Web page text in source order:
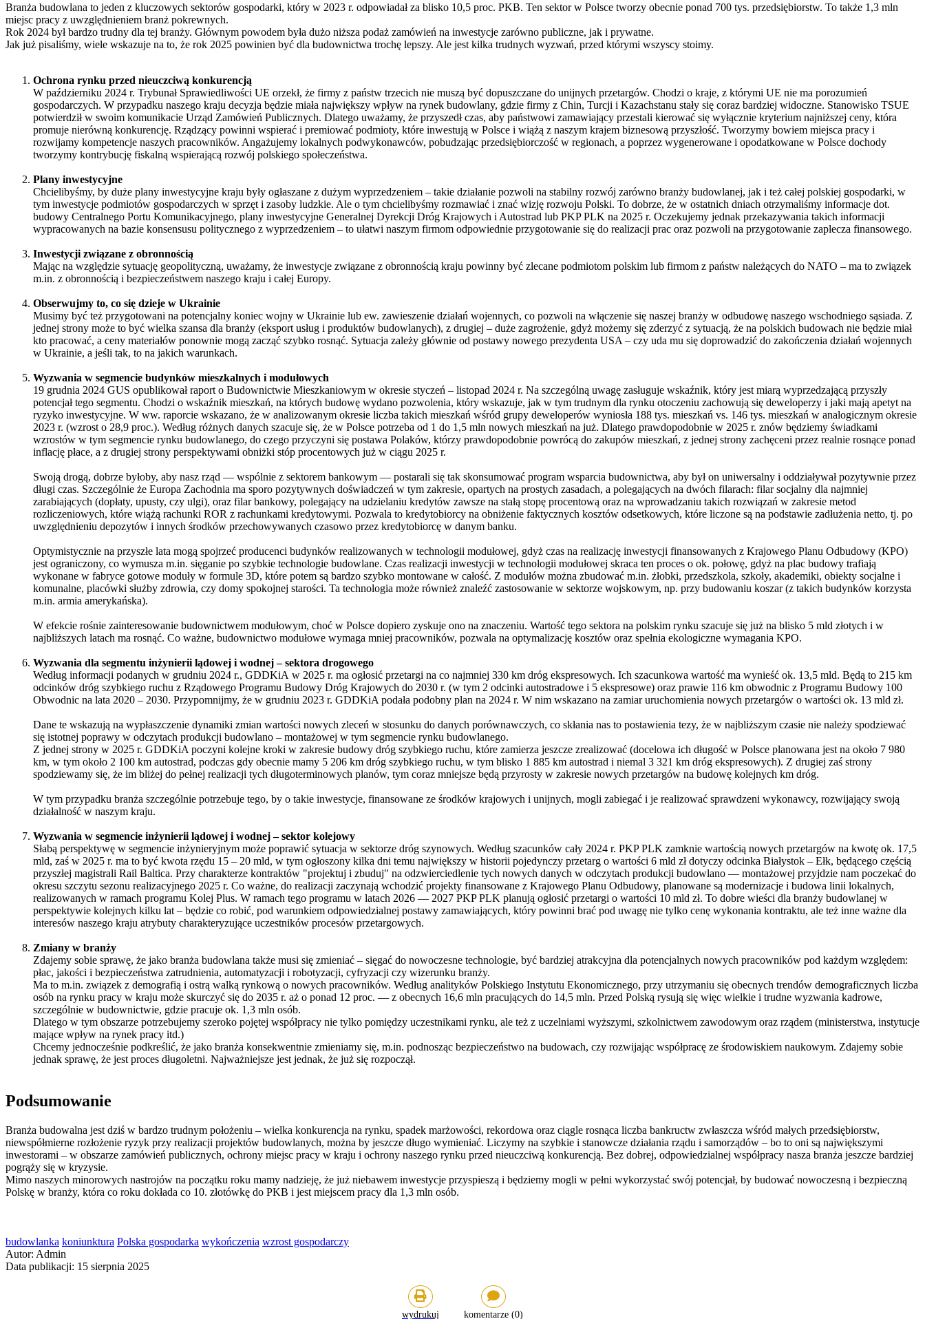
Branża budowlana to jeden z kluczowych sektorów gospodarki, który w 2023 r. odpowiadał za blisko 10,5 proc. PKB. Ten sektor w Polsce tworzy obecnie ponad 700 tys. przedsiębiorstw. To także 1,3 mln
miejsc pracy z uwzględnieniem branż pokrewnych.
Rok 2024 był bardzo trudny dla tej branży. Głównym powodem była dużo niższa podaż zamówień na inwestycje zarówno publiczne, jak i prywatne.
Jak już pisaliśmy, wiele wskazuje na to, że rok 2025 powinien być dla budownictwa trochę lepszy. Ale jest kilka trudnych wyzwań, przed którymi wszyscy stoimy.
Ochrona rynku przed nieuczciwą konkurencją
W październiku 2024 r. Trybunał Sprawiedliwości UE orzekł, że firmy z państw trzecich nie muszą być dopuszczane do unijnych przetargów. Chodzi o kraje, z którymi UE nie ma porozumień
gospodarczych. W przypadku naszego kraju decyzja będzie miała największy wpływ na rynek budowlany, gdzie firmy z Chin, Turcji i Kazachstanu stały się coraz bardziej widoczne. Stanowisko TSUE
potwierdził w swoim komunikacie Urząd Zamówień Publicznych. Dlatego uważamy, że przyszedł czas, aby państwowi zamawiający przestali kierować się wyłącznie kryterium najniższej ceny, która
promuje nierówną konkurencję. Rządzący powinni wspierać i premiować podmioty, które inwestują w Polsce i wiążą z naszym krajem biznesową przyszłość. Tworzymy bowiem miejsca pracy i
rozwijamy kompetencje naszych pracowników. Angażujemy lokalnych podwykonawców, pobudzając przedsiębiorczość w regionach, a poprzez wygenerowane i opodatkowane w Polsce dochody
tworzymy kontrybucję fiskalną wspierającą rozwój polskiego społeczeństwa.
Plany inwestycyjne
Chcielibyśmy, by duże plany inwestycyjne kraju były ogłaszane z dużym wyprzedzeniem – takie działanie pozwoli na stabilny rozwój zarówno branży budowlanej, jak i też całej polskiej gospodarki, w
tym inwestycje podmiotów gospodarczych w sprzęt i zasoby ludzkie. Ale o tym chcielibyśmy rozmawiać i znać wizję rozwoju Polski. To dobrze, że w ostatnich dniach otrzymaliśmy informacje dot.
budowy Centralnego Portu Komunikacyjnego, plany inwestycyjne Generalnej Dyrekcji Dróg Krajowych i Autostrad lub PKP PLK na 2025 r. Oczekujemy jednak przekazywania takich informacji
wypracowanych na bazie konsensusu politycznego z wyprzedzeniem – to ułatwi naszym firmom odpowiednie przygotowanie się do realizacji prac oraz pozwoli na przygotowanie zaplecza finansowego.
Inwestycji związane z obronnością
Mając na względzie sytuację geopolityczną, uważamy, że inwestycje związane z obronnością kraju powinny być zlecane podmiotom polskim lub firmom z państw należących do NATO – ma to związek
m.in. z obronnością i bezpieczeństwem naszego kraju i całej Europy.
Obserwujmy to, co się dzieje w Ukrainie
Musimy być też przygotowani na potencjalny koniec wojny w Ukrainie lub ew. zawieszenie działań wojennych, co pozwoli na włączenie się naszej branży w odbudowę naszego wschodniego sąsiada. Z
jednej strony może to być wielka szansa dla branży (eksport usług i produktów budowlanych), z drugiej – duże zagrożenie, gdyż możemy się zderzyć z sytuacją, że na polskich budowach nie będzie miał
kto pracować, a ceny materiałów ponownie mogą zacząć szybko rosnąć. Sytuacja zależy głównie od postawy nowego prezydenta USA – czy uda mu się doprowadzić do zakończenia działań wojennych
w Ukrainie, a jeśli tak, to na jakich warunkach.
Wyzwania w segmencie budynków mieszkalnych i modułowych
19 grudnia 2024 GUS opublikował raport o Budownictwie Mieszkaniowym w okresie styczeń – listopad 2024 r. Na szczególną uwagę zasługuje wskaźnik, który jest miarą wyprzedzającą przyszły
potencjał tego segmentu. Chodzi o wskaźnik mieszkań, na których budowę wydano pozwolenia, który wskazuje, jak w tym trudnym dla rynku otoczeniu zachowują się deweloperzy i jaki mają apetyt na
ryzyko inwestycyjne. W ww. raporcie wskazano, że w analizowanym okresie liczba takich mieszkań wśród grupy deweloperów wyniosła 188 tys. mieszkań vs. 146 tys. mieszkań w analogicznym okresie
2023 r. (wzrost o 28,9 proc.). Według różnych danych szacuje się, że w Polsce potrzeba od 1 do 1,5 mln nowych mieszkań na już. Dlatego prawdopodobnie w 2025 r. znów będziemy świadkami
wzrostów w tym segmencie rynku budowlanego, do czego przyczyni się postawa Polaków, którzy prawdopodobnie powrócą do zakupów mieszkań, z jednej strony zachęceni przez realnie rosnące ponad
inflację płace, a z drugiej strony perspektywami obniżki stóp procentowych już w ciągu 2025 r.
Swoją drogą, dobrze byłoby, aby nasz rząd — wspólnie z sektorem bankowym — postarali się tak skonsumować program wsparcia budownictwa, aby był on uniwersalny i oddziaływał pozytywnie przez
długi czas. Szczególnie że Europa Zachodnia ma sporo pozytywnych doświadczeń w tym zakresie, opartych na prostych zasadach, a polegających na dwóch filarach: filar socjalny dla najmniej
zarabiających (dopłaty, upusty, czy ulgi), oraz filar bankowy, polegający na udzielaniu kredytów zawsze na stałą stopę procentową oraz na wprowadzaniu takich rozwiązań w zakresie metod
rozliczeniowych, które wiążą rachunki ROR z rachunkami kredytowymi. Pozwala to kredytobiorcy na obniżenie faktycznych kosztów odsetkowych, które liczone są na podstawie zadłużenia netto, tj. po
uwzględnieniu depozytów i innych środków przechowywanych czasowo przez kredytobiorcę w danym banku.
Optymistycznie na przyszłe lata mogą spojrzeć producenci budynków realizowanych w technologii modułowej, gdyż czas na realizację inwestycji finansowanych z Krajowego Planu Odbudowy (KPO)
jest ograniczony, co wymusza m.in. sięganie po szybkie technologie budowlane. Czas realizacji inwestycji w technologii modułowej skraca ten proces o ok. połowę, gdyż na plac budowy trafiają
wykonane w fabryce gotowe moduły w formule 3D, które potem są bardzo szybko montowane w całość. Z modułów można zbudować m.in. żłobki, przedszkola, szkoły, akademiki, obiekty socjalne i
komunalne, placówki służby zdrowia, czy domy spokojnej starości. Ta technologia może również znaleźć zastosowanie w sektorze wojskowym, np. przy budowaniu koszar (z takich budynków korzysta
m.in. armia amerykańska).
W efekcie rośnie zainteresowanie budownictwem modułowym, choć w Polsce dopiero zyskuje ono na znaczeniu. Wartość tego sektora na polskim rynku szacuje się już na blisko 5 mld złotych i w
najbliższych latach ma rosnąć. Co ważne, budownictwo modułowe wymaga mniej pracowników, pozwala na optymalizację kosztów oraz spełnia ekologiczne wymagania KPO.
Wyzwania dla segmentu inżynierii lądowej i wodnej – sektora drogowego
Według informacji podanych w grudniu 2024 r., GDDKiA w 2025 r. ma ogłosić przetargi na co najmniej 330 km dróg ekspresowych. Ich szacunkowa wartość ma wynieść ok. 13,5 mld. Będą to 215 km
odcinków dróg szybkiego ruchu z Rządowego Programu Budowy Dróg Krajowych do 2030 r. (w tym 2 odcinki autostradowe i 5 ekspresowe) oraz prawie 116 km obwodnic z Programu Budowy 100
Obwodnic na lata 2020 – 2030. Przypomnijmy, że w grudniu 2023 r. GDDKiA podała podobny plan na 2024 r. W nim wskazano na zamiar uruchomienia nowych przetargów o wartości ok. 13 mld zł.
Dane te wskazują na wypłaszczenie dynamiki zmian wartości nowych zleceń w stosunku do danych porównawczych, co skłania nas to postawienia tezy, że w najbliższym czasie nie należy spodziewać
się istotnej poprawy w odczytach produkcji budowlano – montażowej w tym segmencie rynku budowlanego.
Z jednej strony w 2025 r. GDDKiA poczyni kolejne kroki w zakresie budowy dróg szybkiego ruchu, które zamierza jeszcze zrealizować (docelowa ich długość w Polsce planowana jest na około 7 980
km, w tym około 2 100 km autostrad, podczas gdy obecnie mamy 5 206 km dróg szybkiego ruchu, w tym blisko 1 885 km autostrad i niemal 3 321 km dróg ekspresowych). Z drugiej zaś strony
spodziewamy się, że im bliżej do pełnej realizacji tych długoterminowych planów, tym coraz mniejsze będą przyrosty w zakresie nowych przetargów na budowę kolejnych km dróg.
W tym przypadku branża szczególnie potrzebuje tego, by o takie inwestycje, finansowane ze środków krajowych i unijnych, mogli zabiegać i je realizować sprawdzeni wykonawcy, rozwijający swoją
działalność w naszym kraju.
Wyzwania w segmencie inżynierii lądowej i wodnej – sektor kolejowy
Słabą perspektywę w segmencie inżynieryjnym może poprawić sytuacja w sektorze dróg szynowych. Według szacunków cały 2024 r. PKP PLK zamknie wartością nowych przetargów na kwotę ok. 17,5
mld, zaś w 2025 r. ma to być kwota rzędu 15 – 20 mld, w tym ogłoszony kilka dni temu największy w historii pojedynczy przetarg o wartości 6 mld zł dotyczy odcinka Białystok – Ełk, będącego częścią
przyszłej magistrali Rail Baltica. Przy charakterze kontraktów "projektuj i zbuduj" na odzwierciedlenie tych nowych danych w odczytach produkcji budowlano — montażowej przyjdzie nam poczekać do
okresu szczytu sezonu realizacyjnego 2025 r. Co ważne, do realizacji zaczynają wchodzić projekty finansowane z Krajowego Planu Odbudowy, planowane są modernizacje i budowa linii lokalnych,
realizowanych w ramach programu Kolej Plus. W ramach tego programu w latach 2026 — 2027 PKP PLK planują ogłosić przetargi o wartości 10 mld zł. To dobre wieści dla branży budowlanej w
perspektywie kolejnych kilku lat – będzie co robić, pod warunkiem odpowiedzialnej postawy zamawiających, który powinni brać pod uwagę nie tylko cenę wykonania kontraktu, ale też inne ważne dla
interesów naszego kraju atrybuty charakteryzujące uczestników procesów przetargowych.
Zmiany w branży
Zdajemy sobie sprawę, że jako branża budowlana także musi się zmieniać – sięgać do nowoczesne technologie, być bardziej atrakcyjna dla potencjalnych nowych pracowników pod każdym względem:
płac, jakości i bezpieczeństwa zatrudnienia, automatyzacji i robotyzacji, cyfryzacji czy wizerunku branży.
Ma to m.in. związek z demografią i ostrą walką rynkową o nowych pracowników. Według analityków Polskiego Instytutu Ekonomicznego, przy utrzymaniu się obecnych trendów demograficznych liczba
osób na rynku pracy w kraju może skurczyć się do 2035 r. aż o ponad 12 proc. — z obecnych 16,6 mln pracujących do 14,5 mln. Przed Polską rysują się więc wielkie i trudne wyzwania kadrowe,
szczególnie w budownictwie, gdzie pracuje ok. 1,3 mln osób.
Dlatego w tym obszarze potrzebujemy szeroko pojętej współpracy nie tylko pomiędzy uczestnikami rynku, ale też z uczelniami wyższymi, szkolnictwem zawodowym oraz rządem (ministerstwa, instytucje
mające wpływ na rynek pracy itd.)
Chcemy jednocześnie podkreślić, że jako branża konsekwentnie zmieniamy się, m.in. podnosząc bezpieczeństwo na budowach, czy rozwijając współpracę ze środowiskiem naukowym. Zdajemy sobie
jednak sprawę, że jest proces długoletni. Najważniejsze jest jednak, że już się rozpoczął.
Podsumowanie
Branża budowalna jest dziś w bardzo trudnym położeniu – wielka konkurencja na rynku, spadek marżowości, rekordowa oraz ciągle rosnąca liczba bankructw zwłaszcza wśród małych przedsiębiorstw,
niewspółmierne rozłożenie ryzyk przy realizacji projektów budowlanych, można by jeszcze długo wymieniać. Liczymy na szybkie i stanowcze działania rządu i samorządów – bo to oni są największymi
inwestorami – w obszarze zamówień publicznych, ochrony miejsc pracy w kraju i ochrony naszego rynku przed nieuczciwą konkurencją. Bez dobrej, odpowiedzialnej współpracy nasza branża jeszcze bardziej
pogrąży się w kryzysie.
Mimo naszych minorowych nastrojów na początku roku mamy nadzieję, że już niebawem inwestycje przyspieszą i będziemy mogli w pełni wykorzystać swój potencjał, by budować nowoczesną i bezpieczną
Polskę w branży, która co roku dokłada co 10. złotówkę do PKB i jest miejscem pracy dla 1,3 mln osób.
budowlanka koniunktura Polska gospodarka wykończenia wzrost gospodarczy
Autor: Admin
Data publikacji: 15 sierpnia 2025
wydrukuj komentarze (0)